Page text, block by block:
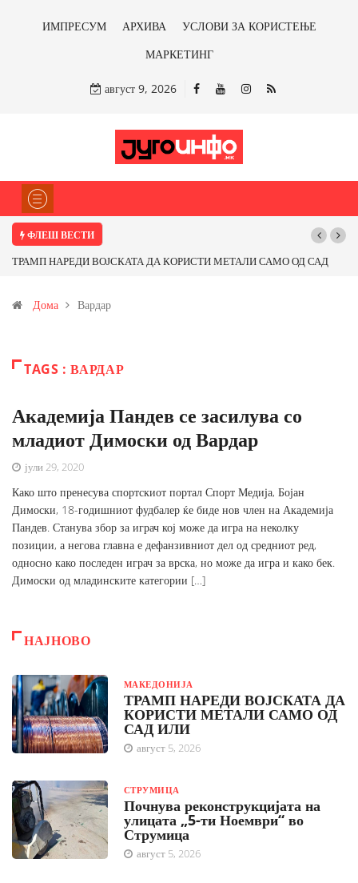
ИМПРЕСУМ АРХИВА
УСЛОВИ ЗА КОРИСТЕЊЕ
МАРКЕТИНГ
август 9, 2026
ФЛЕШ ВЕСТИ
ТРАМП НАРЕДИ ВОЈСКАТА ДА КОРИСТИ МЕТАЛИ САМО ОД САД
Иловица и со антимонот?
Дома Вардар
TAGS : ВАРДАР
Академија Пандев се засилува со
младиот Димоски од Вардар
јули 29, 2020
Како што пренесува спортскиот портал Спорт Медија, Бојан
Димоски, 18-годишниот фудбалер ќе биде нов член на Академија
Пандев. Станува збор за играч кој може да игра на неколку
позиции, а негова главна е дефанзивниот дел од средниот ред,
односно како последен играч за врска, но може да игра и како бек.
Димоски од младинските категории […]
НАЈНОВО
МАКЕДОНИЈА
ТРАМП НАРЕДИ ВОЈСКАТА ДА
КОРИСТИ МЕТАЛИ САМО ОД
САД ИЛИ
август 5, 2026
СТРУМИЦА
Почнува реконструкцијата на
улицата „5-ти Ноември“ во
Струмица
август 5, 2026